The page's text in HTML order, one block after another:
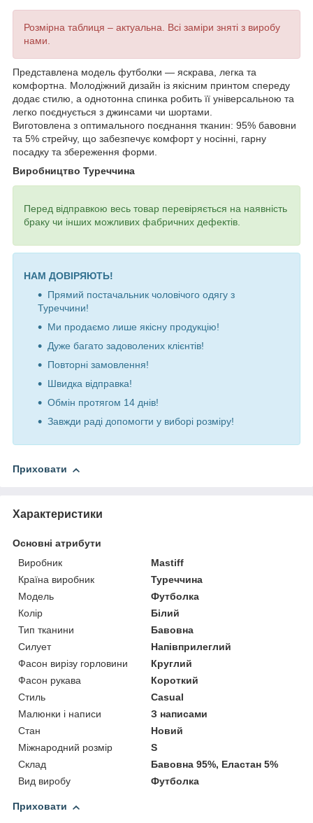
Розмірна таблиця – актуальна. Всі заміри зняті з виробу
нами.
Представлена модель футболки — яскрава, легка та
комфортна. Молодіжний дизайн із якісним принтом спереду
додає стилю, а однотонна спинка робить її універсальною та
легко поєднується з джинсами чи шортами.
Виготовлена з оптимального поєднання тканин: 95% бавовни
та 5% стрейчу, що забезпечує комфорт у носінні, гарну
посадку та збереження форми.
Виробництво Туреччина
Перед відправкою весь товар перевіряється на наявність
браку чи інших можливих фабричних дефектів.
НАМ ДОВІРЯЮТЬ!
Прямий постачальник чоловічого одягу з
Туреччини!
Ми продаємо лише якісну продукцію!
Дуже багато задоволених клієнтів!
Повторні замовлення!
Швидка відправка!
Обмін протягом 14 днів!
Завжди раді допомогти у виборі розміру!
Приховати
Характеристики
Основні атрибути
Виробник
Mastiff
Країна виробник
Туреччина
Модель
Футболка
Колір
Білий
Тип тканини
Бавовна
Силует
Напівприлеглий
Фасон вирізу горловини
Круглий
Фасон рукава
Короткий
Стиль
Casual
Малюнки і написи
З написами
Стан
Новий
Міжнародний розмір
S
Склад
Бавовна 95%, Еластан 5%
Вид виробу
Футболка
Приховати